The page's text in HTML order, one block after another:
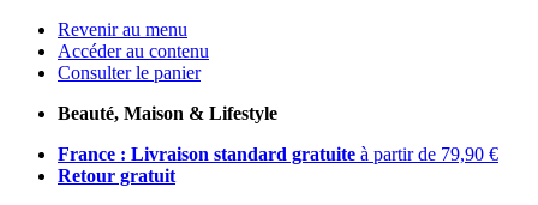
Revenir au menu
Accéder au contenu
Consulter le panier
Beauté, Maison & Lifestyle
France : Livraison standard gratuite à partir de 79,90 €
Retour gratuit